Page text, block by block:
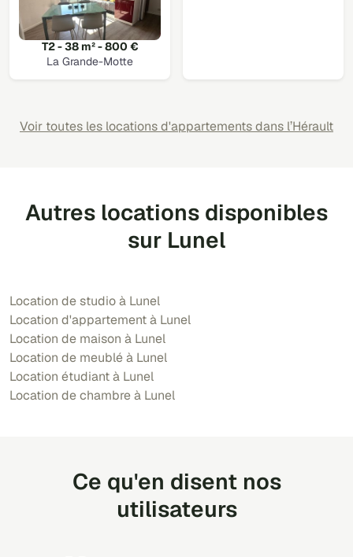
T2 - 38 m² - 800 €
La Grande-Motte
Voir toutes les locations d'appartements dans l’Hérault
Autres locations disponibles
sur Lunel
Location de studio à Lunel
Location d'appartement à Lunel
Location de maison à Lunel
Location de meublé à Lunel
Location étudiant à Lunel
Location de chambre à Lunel
Ce qu'en disent nos
utilisateurs